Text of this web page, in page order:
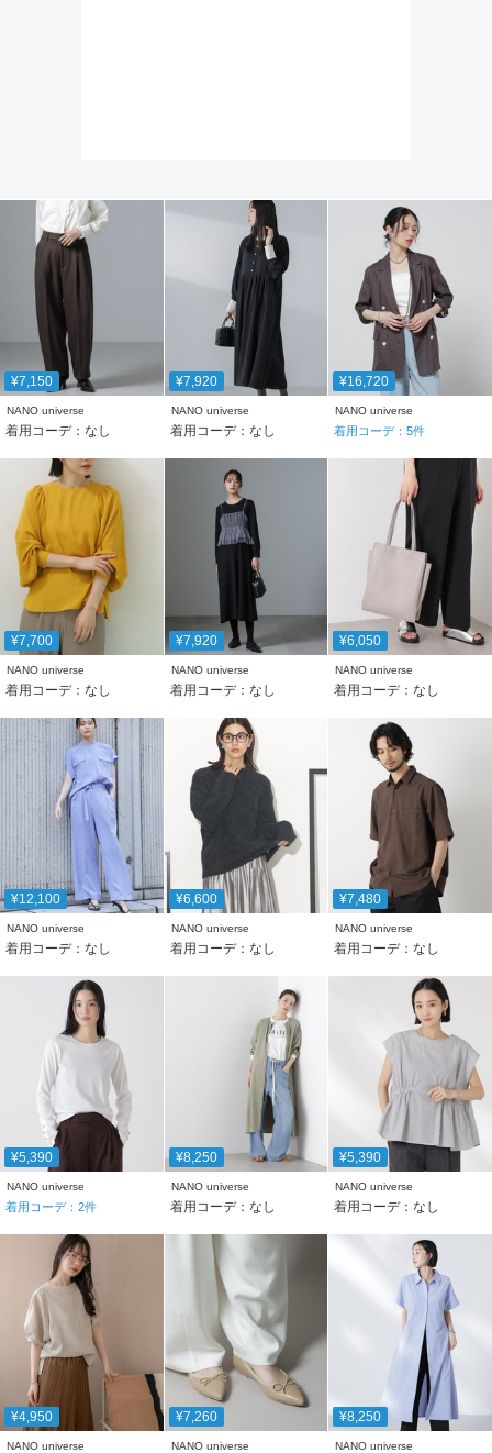
¥7,150
NANO universe
着用コーデ：なし
¥7,920
NANO universe
着用コーデ：なし
¥16,720
NANO universe
着用コーデ：5件
¥7,700
NANO universe
着用コーデ：なし
¥7,920
NANO universe
着用コーデ：なし
¥6,050
NANO universe
着用コーデ：なし
¥12,100
NANO universe
着用コーデ：なし
¥6,600
NANO universe
着用コーデ：なし
¥7,480
NANO universe
着用コーデ：なし
¥5,390
NANO universe
着用コーデ： 2件
¥8,250
NANO universe
着用コーデ：なし
¥5,390
NANO universe
着用コーデ：なし
¥4,950
NANO universe
¥7,260
NANO universe
¥8,250
NANO universe